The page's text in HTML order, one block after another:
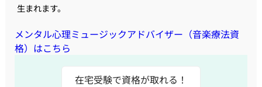
生まれます。
メンタル心理ミュージックアドバイザー（音楽療法資
格）はこちら
在宅受験で資格が取れる！